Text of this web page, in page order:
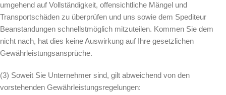
umgehend auf Vollständigkeit, offensichtliche Mängel und
Transportschäden zu überprüfen und uns sowie dem Spediteur
Beanstandungen schnellstmöglich mitzuteilen. Kommen Sie dem
nicht nach, hat dies keine Auswirkung auf Ihre gesetzlichen
Gewährleistungsansprüche.
(3) Soweit Sie Unternehmer sind, gilt abweichend von den
vorstehenden Gewährleistungsregelungen: